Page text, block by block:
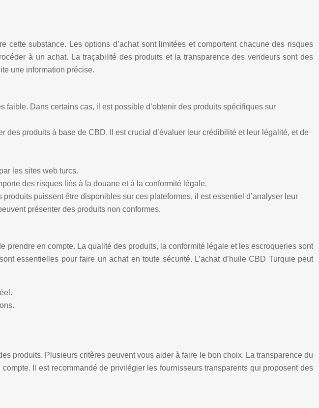
substance. Les options d’achat sont limitées et comportent chacune des risques
à un achat. La traçabilité des produits et la transparence des vendeurs sont des
une information précise.
faible. Dans certains cas, il est possible d’obtenir des produits spécifiques sur
produits à base de CBD. Il est crucial d’évaluer leur crédibilité et leur légalité, et de
les sites web turcs.
des risques liés à la douane et à la conformité légale.
puissent être disponibles sur ces plateformes, il est essentiel d’analyser leur
présenter des produits non conformes.
prendre en compte. La qualité des produits, la conformité légale et les escroqueries sont
essentielles pour faire un achat en toute sécurité. L’achat d’huile CBD Turquie peut
produits. Plusieurs critères peuvent vous aider à faire le bon choix. La transparence du
Il est recommandé de privilégier les fournisseurs transparents qui proposent des